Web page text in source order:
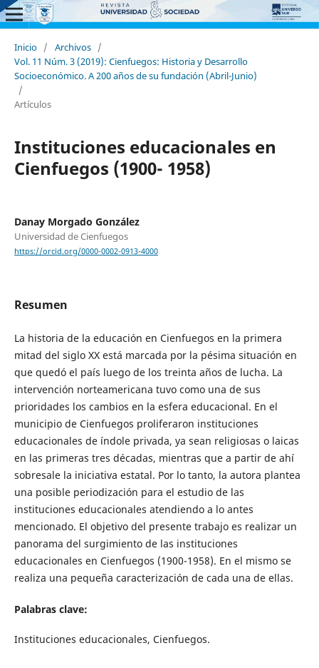
Inicio / Archivos /
Vol. 11 Núm. 3 (2019): Cienfuegos: Historia y Desarrollo
Socioeconómico. A 200 años de su fundación (Abril-Junio)
/
Artículos
Instituciones educacionales en
Cienfuegos (1900- 1958)
Danay Morgado González
Universidad de Cienfuegos
https://orcid.org/0000-0002-0913-4000
Resumen
La historia de la educación en Cienfuegos en la primera
mitad del siglo XX está marcada por la pésima situación en
que quedó el país luego de los treinta años de lucha. La
intervención norteamericana tuvo como una de sus
prioridades los cambios en la esfera educacional. En el
municipio de Cienfuegos proliferaron instituciones
educacionales de índole privada, ya sean religiosas o laicas
en las primeras tres décadas, mientras que a partir de ahí
sobresale la iniciativa estatal. Por lo tanto, la autora plantea
una posible periodización para el estudio de las
instituciones educacionales atendiendo a lo antes
mencionado. El objetivo del presente trabajo es realizar un
panorama del surgimiento de las instituciones
educacionales en Cienfuegos (1900-1958). En el mismo se
realiza una pequeña caracterización de cada una de ellas.
Palabras clave:
Instituciones educacionales, Cienfuegos.